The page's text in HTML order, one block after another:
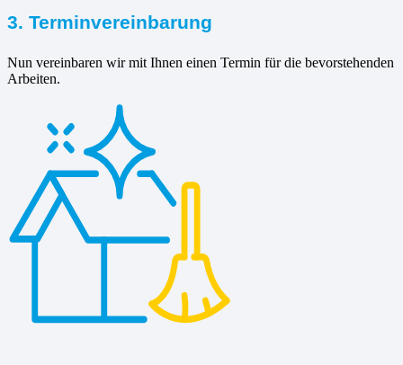
3. Terminvereinbarung
Nun vereinbaren wir mit Ihnen einen Termin für die bevorstehenden
Arbeiten.